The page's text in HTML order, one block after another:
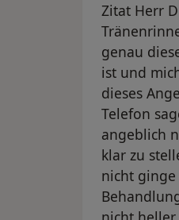
Zitat Herr
genau
ist und
dieses
Telefon
angeblich
klar zu
nicht ginge